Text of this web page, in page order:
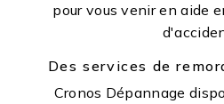
pour vous venir en aide
Des services de
Cronos Dépannage